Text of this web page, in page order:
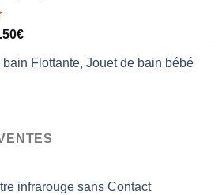
€Le
actuel
bain Flottante, Jouet de bain bébé
infrarouge sans Contact